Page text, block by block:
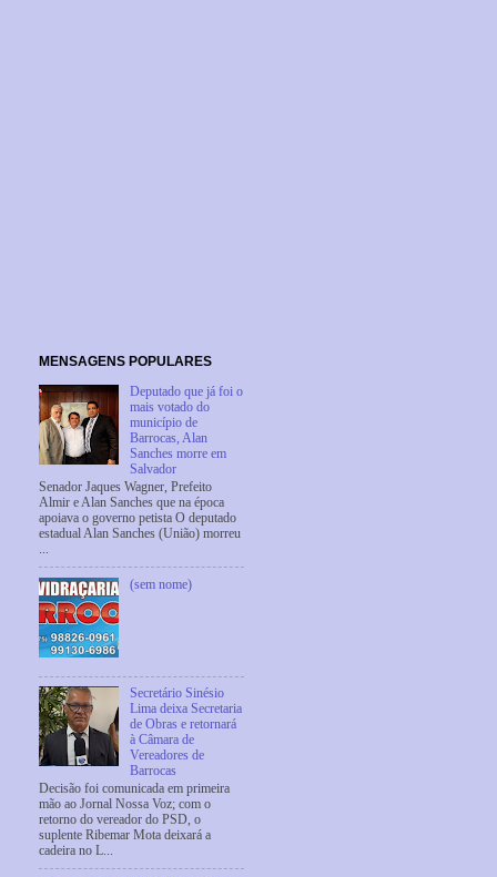
MENSAGENS POPULARES
Deputado que já foi o
mais votado do
município de
Barrocas, Alan
Sanches morre em
Salvador
Senador Jaques Wagner, Prefeito
Almir e Alan Sanches que na época
apoiava o governo petista O deputado
estadual Alan Sanches (União) morreu
...
(sem nome)
Secretário Sinésio
Lima deixa Secretaria
de Obras e retornará
à Câmara de
Vereadores de
Barrocas
Decisão foi comunicada em primeira
mão ao Jornal Nossa Voz; com o
retorno do vereador do PSD, o
suplente Ribemar Mota deixará a
cadeira no L...